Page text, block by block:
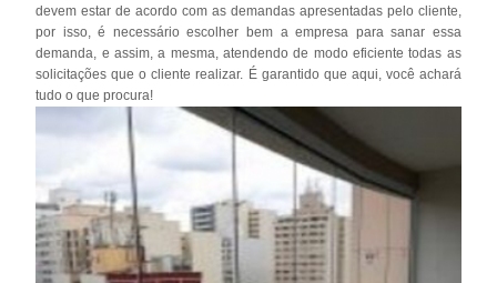
devem estar de acordo com as demandas apresentadas pelo cliente,
por isso, é necessário escolher bem a empresa para sanar essa
demanda, e assim, a mesma, atendendo de modo eficiente todas as
solicitações que o cliente realizar. É garantido que aqui, você achará
tudo o que procura!